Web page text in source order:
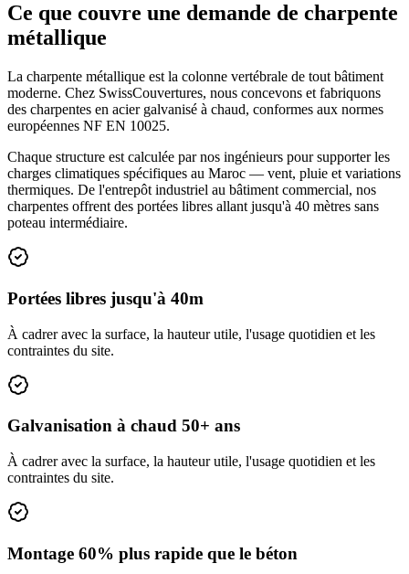
Ce que couvre une demande de charpente
métallique
La charpente métallique est la colonne vertébrale de tout bâtiment
moderne. Chez SwissCouvertures, nous concevons et fabriquons
des charpentes en acier galvanisé à chaud, conformes aux normes
européennes NF EN 10025.
Chaque structure est calculée par nos ingénieurs pour supporter les
charges climatiques spécifiques au Maroc — vent, pluie et variations
thermiques. De l'entrepôt industriel au bâtiment commercial, nos
charpentes offrent des portées libres allant jusqu'à 40 mètres sans
poteau intermédiaire.
Portées libres jusqu'à 40m
À cadrer avec la surface, la hauteur utile, l'usage quotidien et les
contraintes du site.
Galvanisation à chaud 50+ ans
À cadrer avec la surface, la hauteur utile, l'usage quotidien et les
contraintes du site.
Montage 60% plus rapide que le béton